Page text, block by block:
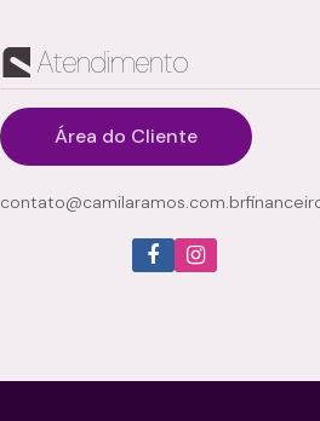
Jardim Santa
Atendimento
Área do Cliente
contato@camilaramos.com.br